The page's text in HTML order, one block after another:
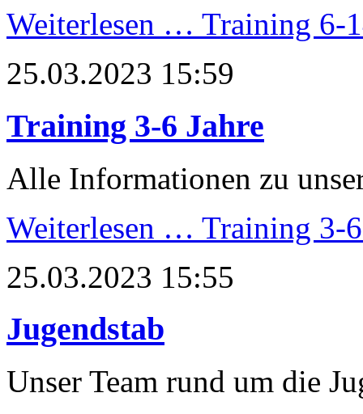
Weiterlesen … Training 6-
25.03.2023 15:59
Training 3-6 Jahre
Alle Informationen zu
Weiterlesen … Training 3-
25.03.2023 15:55
Jugendstab
Unser Team rund um die